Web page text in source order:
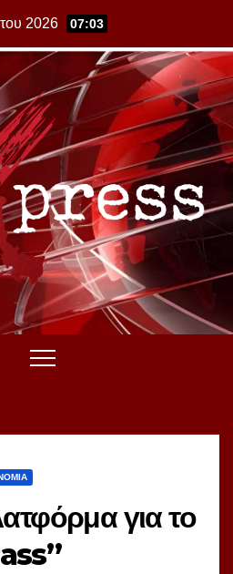
2026 07:03
για το